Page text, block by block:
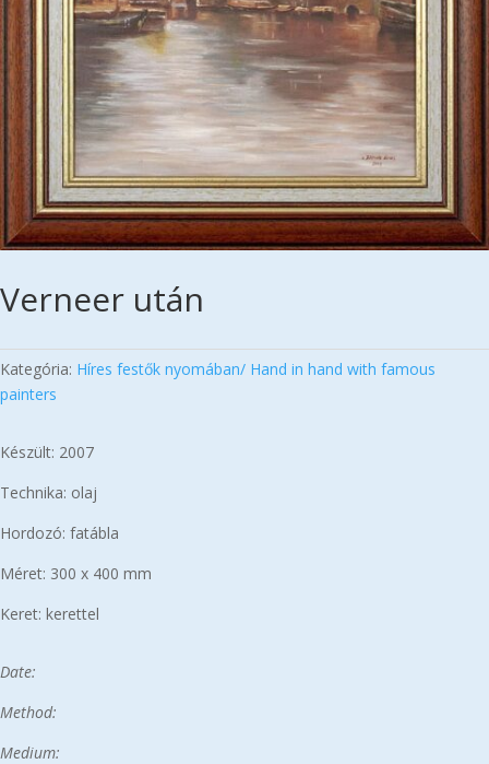
Verneer után
Kategória: Híres festők nyomában/ Hand in hand with famous
painters
Készült: 2007
Technika: olaj
Hordozó: fatábla
Méret: 300 x 400 mm
Keret: kerettel
Date:
Method:
Medium: